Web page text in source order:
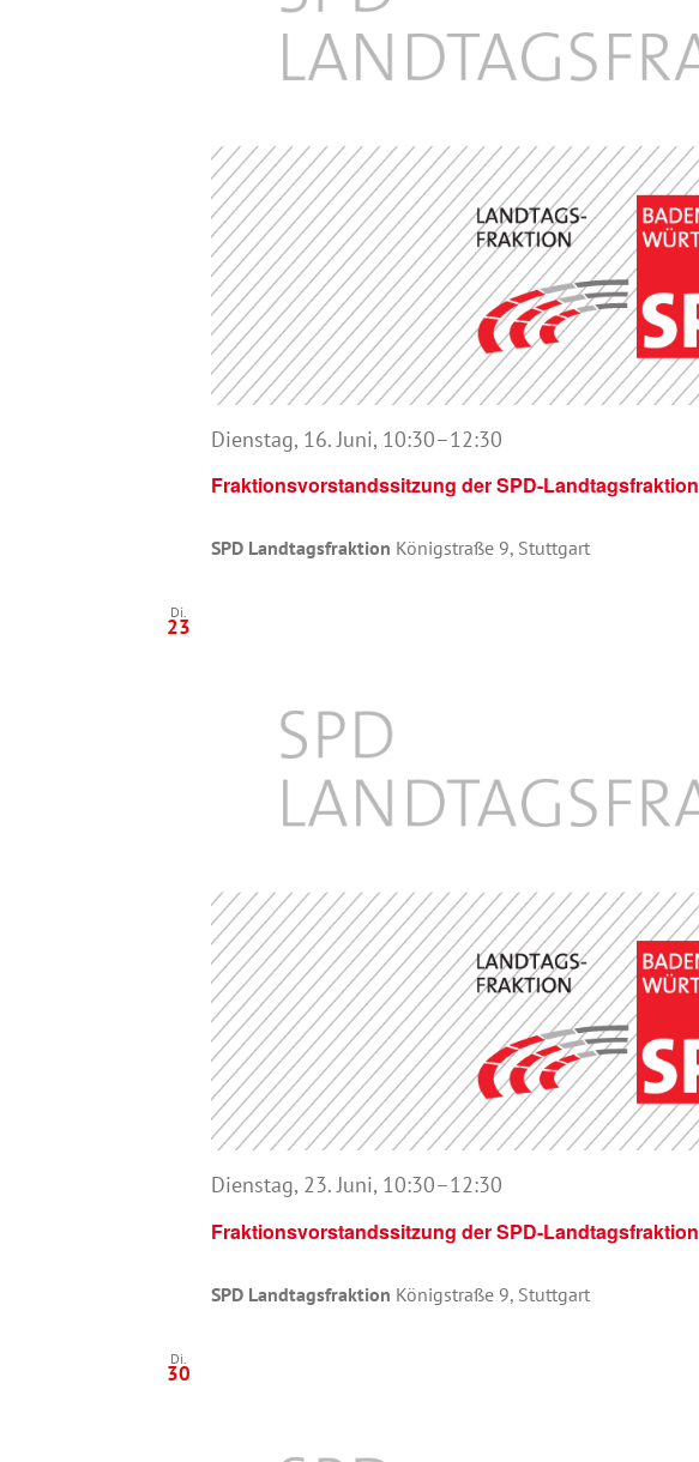
Fraktionsvorstandssitzung der SPD-Landtagsfraktion
Dienstag, 16. Juni, 10:30–12:30
SPD Landtagsfraktion Königstraße 9, Stuttgart
Di.
23
Fraktionsvorstandssitzung der SPD-Landtagsfraktion
Dienstag, 23. Juni, 10:30–12:30
SPD Landtagsfraktion Königstraße 9, Stuttgart
Di.
30